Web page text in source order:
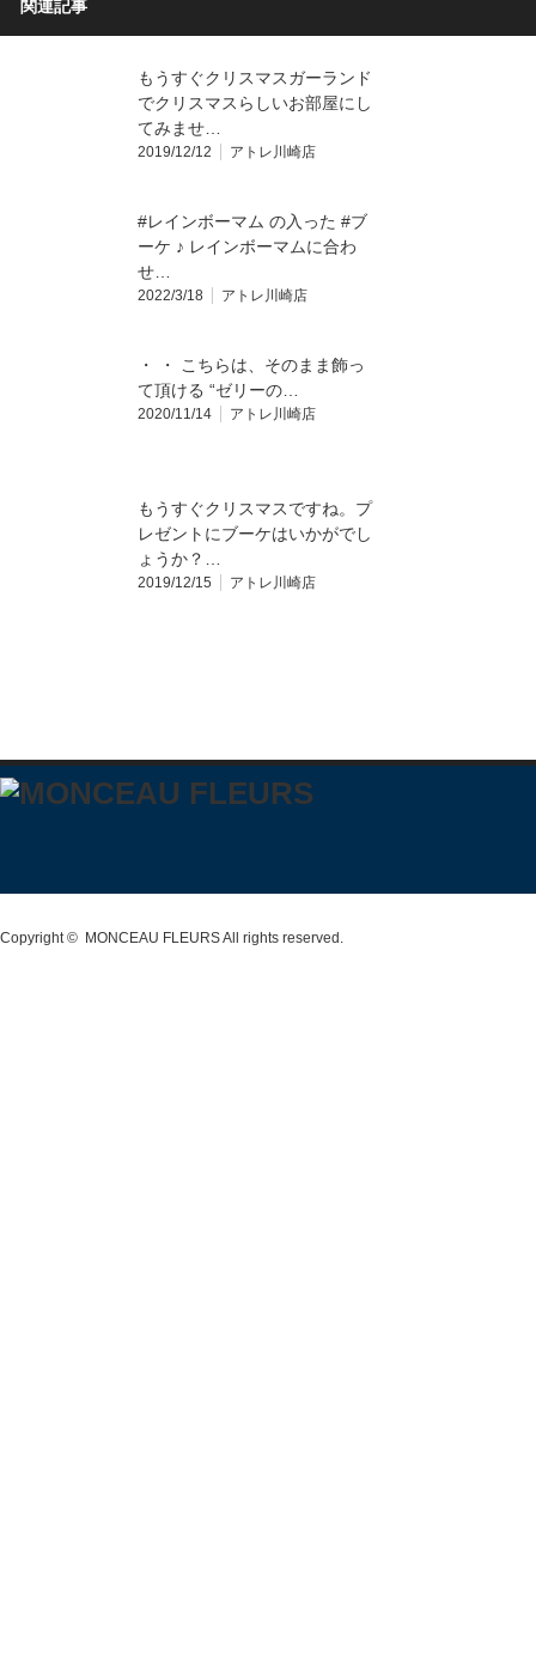
関連記事
もうすぐクリスマスガーランド
でクリスマスらしいお部屋にし
てみませ…
2019/12/12 アトレ川崎店
#レインボーマム の入った #ブ
ーケ ♪ レインボーマムに合わ
せ…
2022/3/18 アトレ川崎店
・ ・ こちらは、そのまま飾っ
て頂ける “ゼリーの…
2020/11/14 アトレ川崎店
もうすぐクリスマスですね。プ
レゼントにブーケはいかがでし
ょうか？…
2019/12/15 アトレ川崎店
Copyright © MONCEAU FLEURSAll rights reserved.